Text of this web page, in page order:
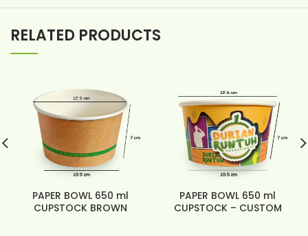
RELATED PRODUCTS
PAPER BOWL 650 ml
CUPSTOCK BROWN
PAPER BOWL 650 ml
CUPSTOCK – CUSTOM